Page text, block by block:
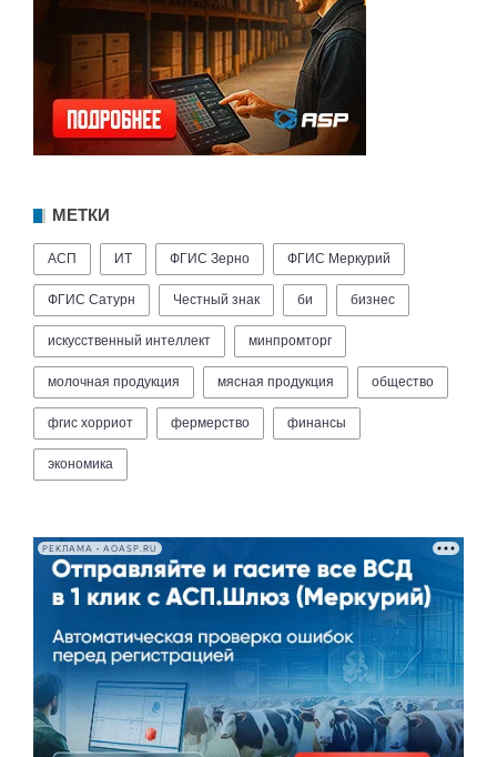
МЕТКИ
АСП ИТ ФГИС Зерно ФГИС Меркурий
ФГИС Сатурн Честный знак би бизнес
искусственный интеллект минпромторг
молочная продукция мясная продукция общество
фгис хорриот фермерство финансы
экономика
РЕКЛАМА • AOASP.RU